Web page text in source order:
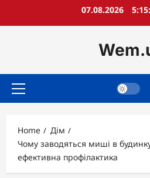
07.08.2026
Primary
Home
Дім
Чому заводяться миші в
ефективна профілактика